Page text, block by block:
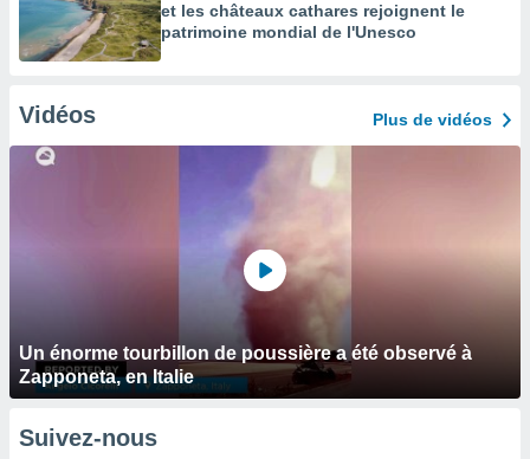
et les châteaux cathares rejoignent le
patrimoine mondial de l'Unesco
Vidéos Plus de vidéos
Un énorme tourbillon de poussière a été observé à
Zapponeta, en Italie
Suivez-nous